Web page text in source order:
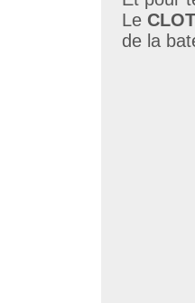
Le
de la